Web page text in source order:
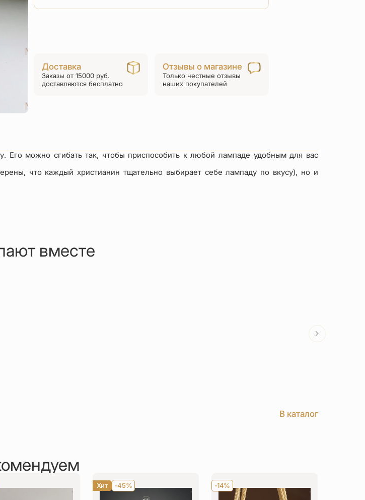
товара
серебрение
Доставка
Заказы от 15000 руб.
доставляются бесплатно
Отзывы о магазине
Только честные отзывы
наших покупателей
можно сгибать так, чтобы приспособить к любой лампаде удобным для вас
что каждый христианин тщательно выбирает себе лампаду по вкусу), но и
вместе
В каталог
Хит -45% -14%